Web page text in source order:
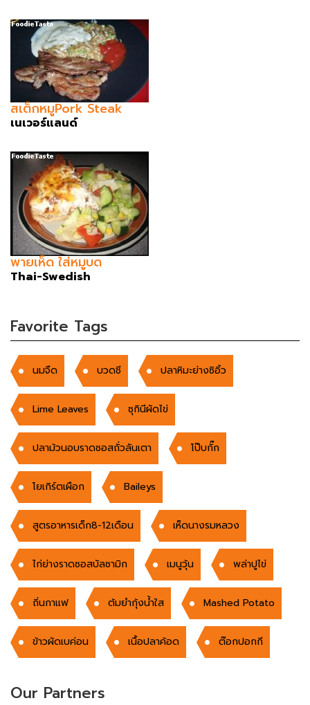
สเต็กหมูPork Steak
เนเวอร์แลนด์
พายเห็ด ใส่หมูบด
Thai-Swedish
Favorite Tags
นมจืด บวดชี ปลาหิมะย่างซิอิ้ว
Lime Leaves ซุกินีผัดไข่
ปลาม้วนอบราดซอสถั่วลันเตา โป๊บกั๊ก
โยเกิร์ตเผือก Baileys
สูตรอาหารเด็ก8-12เดือน เห็ดนางรมหลวง
ไก่ย่างราดซอสบัลซามิก เมนูวุ้น พล่าปูไข่
ถิ่นกาแฟ ต้มยำกุ้งน้ำใส Mashed Potato
ข้าวผัดเบค่อน เนื้อปลาค้อด ต๊อกปอกกี
Our Partners